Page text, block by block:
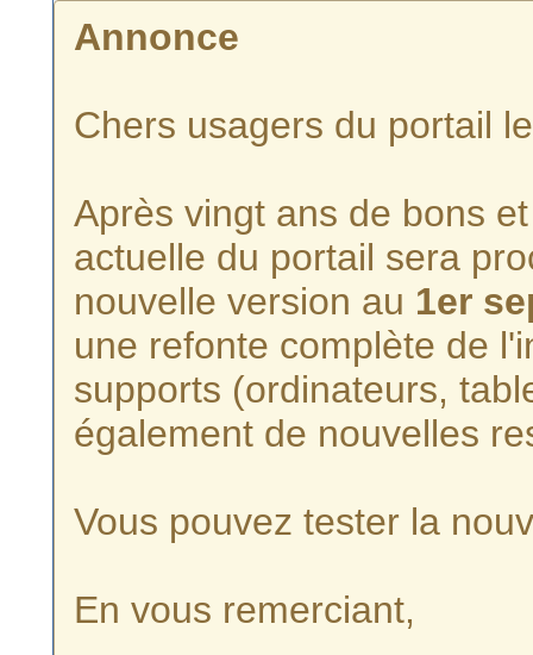
Annonce
Chers usagers du portail
Après vingt ans de bons
actuelle du portail sera
nouvelle version au 1er
une refonte complète de
supports (ordinateurs,
également de nouvelles
Vous pouvez tester la
En vous remerciant,